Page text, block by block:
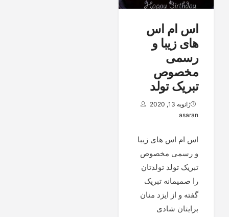
اس ام اس
های زیبا و
رسمی
مخصوص
تبریک تولد
ژانویه 13, 2020
asaran
اس ام اس های زیبا
و رسمی مخصوص
تبریک تولد تولدتان
را صمیمانه تبریک
گفته و از ایزد منان
برایتان شادی